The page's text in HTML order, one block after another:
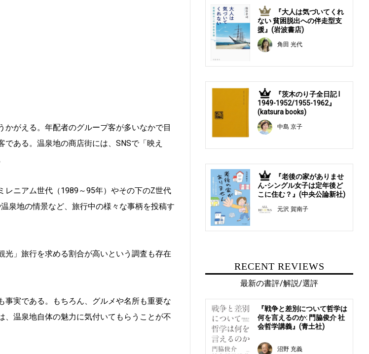
がえる。年配者のグループ客が多いなかで目
ある。温泉地の商店街には、SNSで「映え
レニアム世代（1989～95年）やその下のZ世代
泉地の情景など、旅行中の様々な事柄を投稿す
」旅行を求める割合が高いという調査も存在
実である。もちろん、グルメや名所も重要な
温泉地自体の魅力に気付いてもらうことが不
3
『大人は気づいてくれ
ない 貧困脱出への伴走型支
援』(岩波書店)
角田 光代
4
『茨木のり子全日記 Ⅰ
1949-1952/1955-1962』
(katsura books)
中島 京子
5
『老後の家がありませ
ん-シングル女子は定年後ど
こに住む？』(中央公論新社)
元沢 賀南子
RECENT REVIEWS
最新の書評/解説/選評
『戦争と差別について哲学は
何を言えるのか: 門脇俊介 社
会哲学講義』(青土社)
沼野 充義